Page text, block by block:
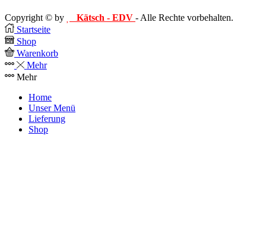
Copyright © by Kätsch - EDV - Alle Rechte vorbehalten.
Startseite
Shop
Warenkorb
Mehr
Mehr
Home
Unser Menü
Lieferung
Shop